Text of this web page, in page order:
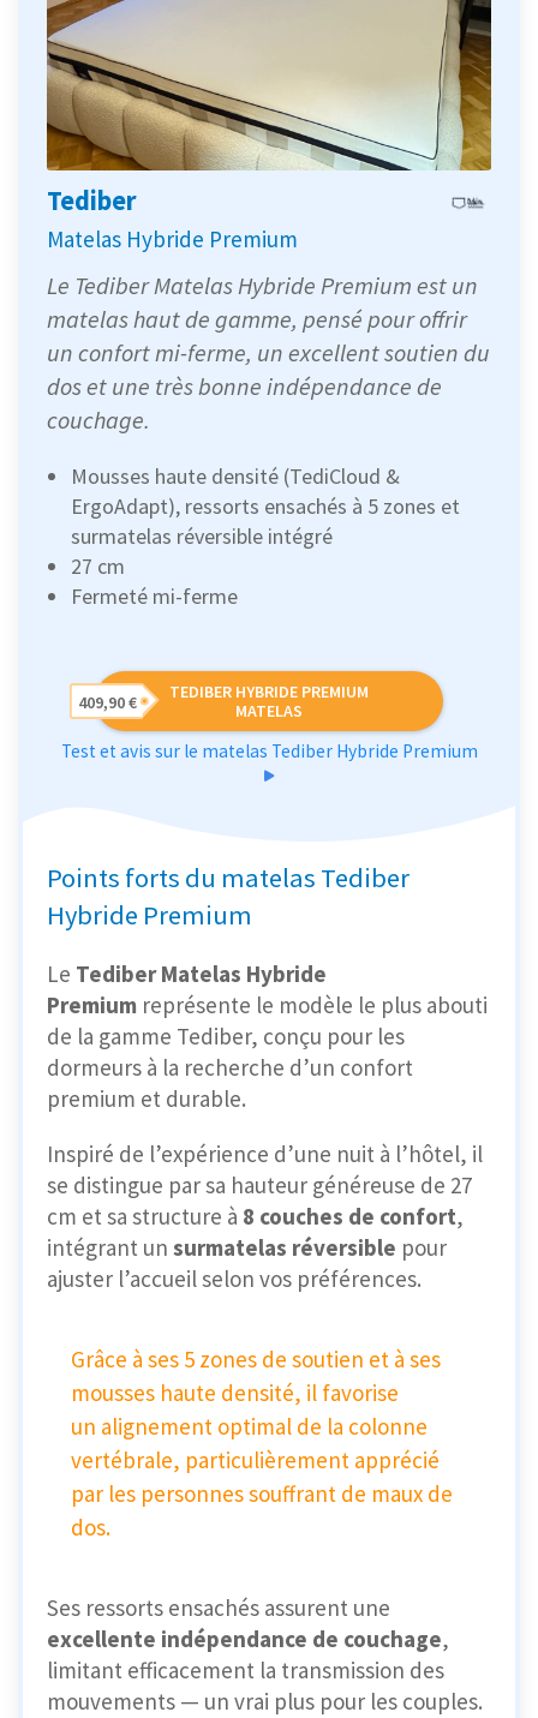
Tediber
Matelas Hybride Premium
Le Tediber Matelas Hybride Premium est un
matelas haut de gamme, pensé pour offrir
un confort mi-ferme, un excellent soutien du
dos et une très bonne indépendance de
couchage.
Mousses haute densité (TediCloud &
ErgoAdapt), ressorts ensachés à 5 zones et
surmatelas réversible intégré
27 cm
Fermeté mi-ferme
TEDIBER HYBRIDE PREMIUM
MATELAS
409,90 €
Test et avis sur le matelas Tediber Hybride Premium
Points forts du matelas Tediber
Hybride Premium
Le Tediber Matelas Hybride
Premium représente le modèle le plus abouti
de la gamme Tediber, conçu pour les
dormeurs à la recherche d’un confort
premium et durable.
Inspiré de l’expérience d’une nuit à l’hôtel, il
se distingue par sa hauteur généreuse de 27
cm et sa structure à 8 couches de confort,
intégrant un surmatelas réversible pour
ajuster l’accueil selon vos préférences.
Grâce à ses 5 zones de soutien et à ses
mousses haute densité, il favorise
un alignement optimal de la colonne
vertébrale, particulièrement apprécié
par les personnes souffrant de maux de
dos.
Ses ressorts ensachés assurent une
excellente indépendance de couchage,
limitant efficacement la transmission des
mouvements — un vrai plus pour les couples.